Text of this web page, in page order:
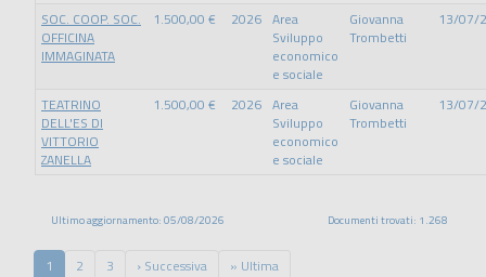
SOC. COOP. SOC.
OFFICINA
IMMAGINATA
1.500,00 € 2026 Area
Sviluppo
economico
e sociale
Giovanna
Trombetti
13/07/
TEATRINO
DELL'ES DI
VITTORIO
ZANELLA
1.500,00 € 2026 Area
Sviluppo
economico
e sociale
Giovanna
Trombetti
13/07/
Ultimo aggiornamento: 05/08/2026 Documenti trovati: 1.268
1 2 3 › Successiva » Ultima